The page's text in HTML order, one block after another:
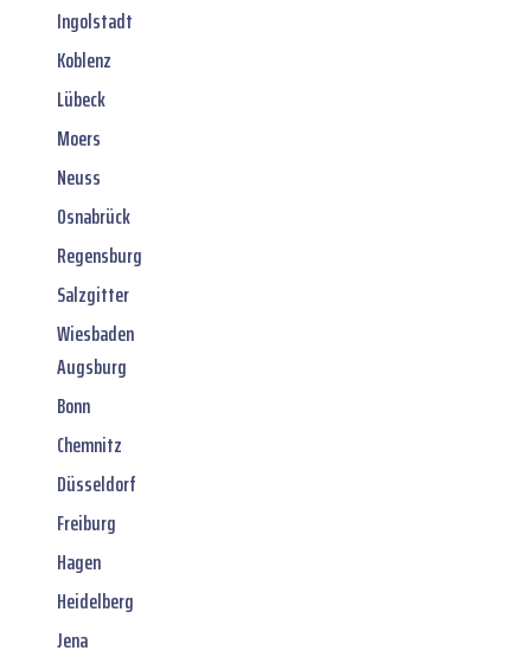
Ingolstadt
Koblenz
Lübeck
Moers
Neuss
Osnabrück
Regensburg
Salzgitter
Wiesbaden
Augsburg
Bonn
Chemnitz
Düsseldorf
Freiburg
Hagen
Heidelberg
Jena